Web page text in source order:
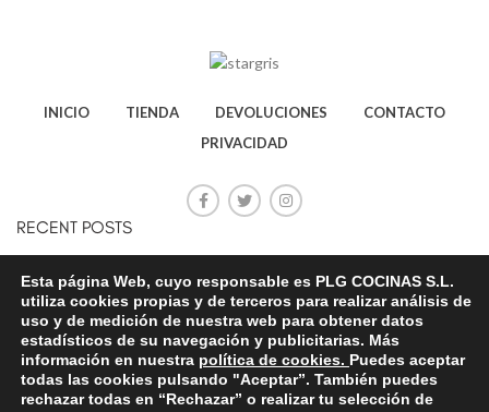
INICIO TIENDA DEVOLUCIONES
CONTACTO
PRIVACIDAD
RECENT POSTS
CONSEJOS PARA AHORRAR
ELECTRICIDAD
20 octubre, 2020 No Comments
STAR PLG ONLINE
20 octubre, 2020 No Comments
Esta página Web, cuyo responsable es PLG COCINAS S.L.
utiliza cookies propias y de terceros para realizar análisis de
uso y de medición de nuestra web para obtener datos
estadísticos de su navegación y publicitarias. Más
información en nuestra política de cookies. Puedes aceptar
todas las cookies pulsando "Aceptar”. También puedes
rechazar todas en “Rechazar” o realizar tu selección de